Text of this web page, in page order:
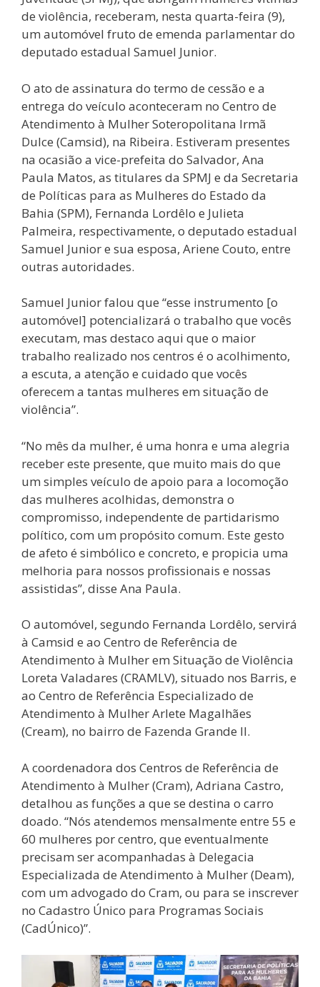
de violência, receberam, nesta quarta-feira (9),
um automóvel fruto de emenda parlamentar do
deputado estadual Samuel Junior.
O ato de assinatura do termo de cessão e a
entrega do veículo aconteceram no Centro de
Atendimento à Mulher Soteropolitana Irmã
Dulce (Camsid), na Ribeira. Estiveram presentes
na ocasião a vice-prefeita do Salvador, Ana
Paula Matos, as titulares da SPMJ e da Secretaria
de Políticas para as Mulheres do Estado da
Bahia (SPM), Fernanda Lordêlo e Julieta
Palmeira, respectivamente, o deputado estadual
Samuel Junior e sua esposa, Ariene Couto, entre
outras autoridades.
Samuel Junior falou que “esse instrumento [o
automóvel] potencializará o trabalho que vocês
executam, mas destaco aqui que o maior
trabalho realizado nos centros é o acolhimento,
a escuta, a atenção e cuidado que vocês
oferecem a tantas mulheres em situação de
violência”.
“No mês da mulher, é uma honra e uma alegria
receber este presente, que muito mais do que
um simples veículo de apoio para a locomoção
das mulheres acolhidas, demonstra o
compromisso, independente de partidarismo
político, com um propósito comum. Este gesto
de afeto é simbólico e concreto, e propicia uma
melhoria para nossos profissionais e nossas
assistidas”, disse Ana Paula.
O automóvel, segundo Fernanda Lordêlo, servirá
à Camsid e ao Centro de Referência de
Atendimento à Mulher em Situação de Violência
Loreta Valadares (CRAMLV), situado nos Barris, e
ao Centro de Referência Especializado de
Atendimento à Mulher Arlete Magalhães
(Cream), no bairro de Fazenda Grande II.
A coordenadora dos Centros de Referência de
Atendimento à Mulher (Cram), Adriana Castro,
detalhou as funções a que se destina o carro
doado. “Nós atendemos mensalmente entre 55 e
60 mulheres por centro, que eventualmente
precisam ser acompanhadas à Delegacia
Especializada de Atendimento à Mulher (Deam),
com um advogado do Cram, ou para se inscrever
no Cadastro Único para Programas Sociais
(CadÚnico)”.